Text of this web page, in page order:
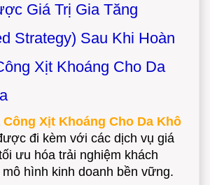
Giá Trị Gia Tăng
Strategy) Sau Khi Hoàn
Xịt Khoáng Cho Da
Công Xịt Khoáng Cho Da Khô
đi kèm với các dịch vụ giá
ưu hóa trải nghiệm khách
mô hình kinh doanh bền vững.